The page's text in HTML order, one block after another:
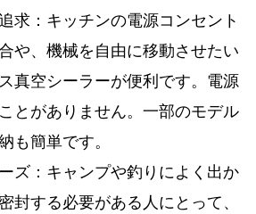
求：キッチンの電源コンセント
や、機械を自由に移動させたい
真空シーラーが便利です。電源
とがありません。一部のモデル
も簡単です。
ズ：キャンプや釣りによく出か
封する必要がある人にとって、